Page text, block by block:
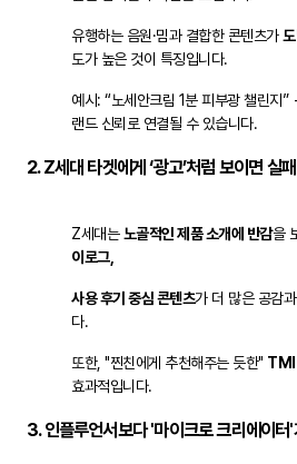
유행하는 음원·밈과 결합한 콘텐츠가
도가 높은 것이 특징입니다.
예시: “노세안크림 1분 피부광 챌린지
랜드 신뢰로 연결될 수 있습니다.
2.Z세대 타겟에게 ‘광고’처럼 보이면 실패
Z세대는노골적인 제품 소개에 반감을
이로그,
사용 후기 중심 콘텐츠가 더 많은 공감
다.
또한, "찐친에게 추천해주는 듯한" TMI
효과적입니다.
3.인플루언서보다 '마이크로 크리에이터